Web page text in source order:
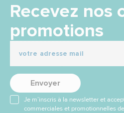
Recevez nos
promotions
Envoyer
Je m’inscris à la newsletter et
commerciales et promotionnelles